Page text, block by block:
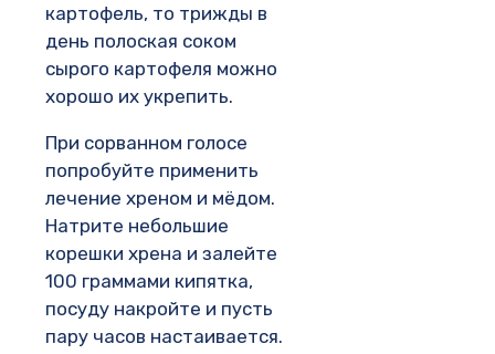
картофель, то трижды в
день полоская соком
сырого картофеля можно
хорошо их укрепить.
При сорванном голосе
попробуйте применить
лечение хреном и мёдом.
Натрите небольшие
корешки хрена и залейте
100 граммами кипятка,
посуду накройте и пусть
пару часов настаивается.